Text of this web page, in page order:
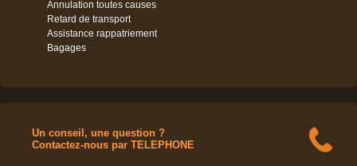
Annulation toutes causes
Retard de transport
Assistance rappatriement
Bagages
Un conseil, une question ?
Contactez-nous par TELEPHONE